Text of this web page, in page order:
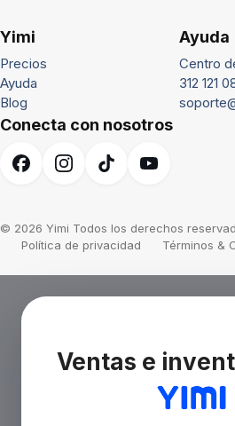
Yimi
Precios
Ayuda
Blog
Ayuda
Centro
312 121
Conecta con nosotros
© 2026 Yimi Todos los derechos
Política de privacidad
Términos &
Ventas e